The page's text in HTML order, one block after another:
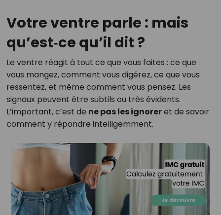
Votre ventre parle : mais
qu’est‑ce qu’il dit ?
Le ventre réagit à tout ce que vous faites : ce que
vous mangez, comment vous digérez, ce que vous
ressentez, et même comment vous pensez. Les
signaux peuvent être subtils ou très évidents.
L’important, c’est de ne pas les ignoreret de savoir
comment y répondre intelligemment.